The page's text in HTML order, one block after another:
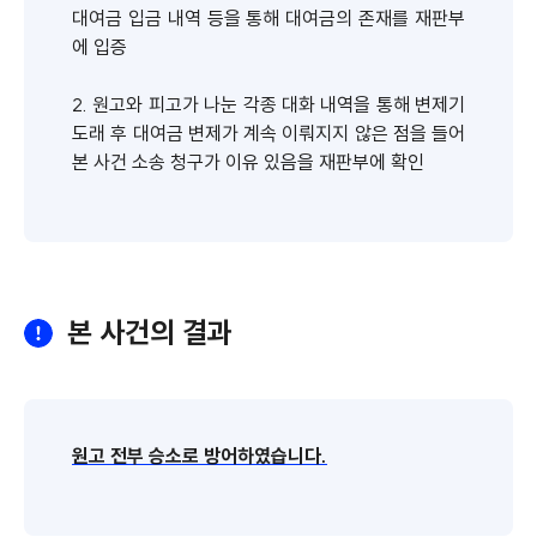
대여금 입금 내역 등을 통해 대여금의 존재를 재판부
에 입증
2. 원고와 피고가 나눈 각종 대화 내역을 통해 변제기
도래 후 대여금 변제가 계속 이뤄지지 않은 점을 들어
본 사건 소송 청구가 이유 있음을 재판부에 확인
본 사건의 결과
원고 전부 승소로 방어하였습니다.